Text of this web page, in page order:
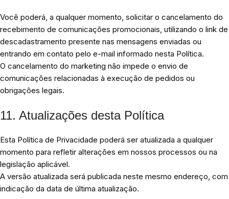
Você poderá, a qualquer momento, solicitar o cancelamento do
recebimento de comunicações promocionais, utilizando o link de
descadastramento presente nas mensagens enviadas ou
entrando em contato pelo e-mail informado nesta Política.
O cancelamento do marketing não impede o envio de
comunicações relacionadas à execução de pedidos ou
obrigações legais.
11. Atualizações desta Política
Esta Política de Privacidade poderá ser atualizada a qualquer
momento para refletir alterações em nossos processos ou na
legislação aplicável.
A versão atualizada será publicada neste mesmo endereço, com
indicação da data de última atualização.